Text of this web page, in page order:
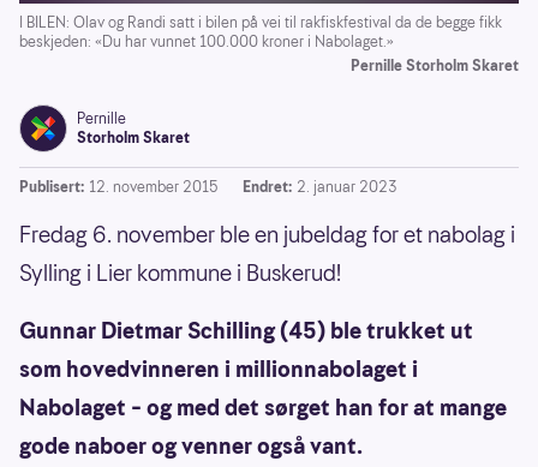
I BILEN: Olav og Randi satt i bilen på vei til rakfiskfestival da de begge fikk
beskjeden: «Du har vunnet 100.000 kroner i Nabolaget.»
Pernille Storholm Skaret
Pernille
Storholm Skaret
Publisert: 12. november 2015 Endret: 2. januar 2023
Fredag 6. november ble en jubeldag for et nabolag i
Sylling i Lier kommune i Buskerud!
Gunnar Dietmar Schilling (45) ble trukket ut
som hovedvinneren i millionnabolaget i
Nabolaget – og med det sørget han for at mange
gode naboer og venner også vant.